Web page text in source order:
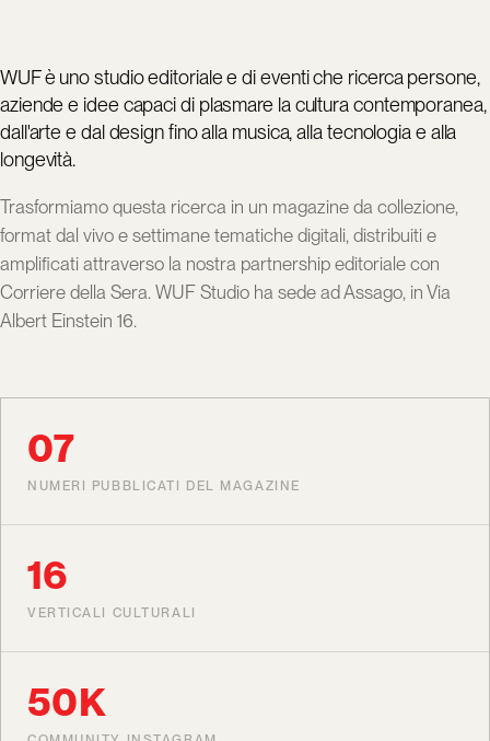
WUF è uno studio editoriale e di eventi che ricerca persone,
aziende e idee capaci di plasmare la cultura contemporanea,
dall'arte e dal design fino alla musica, alla tecnologia e alla
longevità.
Trasformiamo questa ricerca in un magazine da collezione,
format dal vivo e settimane tematiche digitali, distribuiti e
amplificati attraverso la nostra partnership editoriale con
Corriere della Sera. WUF Studio ha sede ad Assago, in Via
Albert Einstein 16.
07
NUMERI PUBBLICATI DEL MAGAZINE
16
VERTICALI CULTURALI
50K